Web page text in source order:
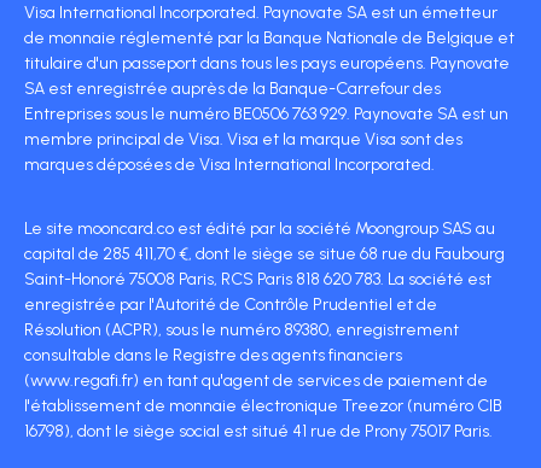
Visa International Incorporated. Paynovate SA est un émetteur
de monnaie réglementé par la Banque Nationale de Belgique et
titulaire d'un passeport dans tous les pays européens. Paynovate
SA est enregistrée auprès de la Banque-Carrefour des
Entreprises sous le numéro BE0506 763 929. Paynovate SA est un
membre principal de Visa. Visa et la marque Visa sont des
marques déposées de Visa International Incorporated.
Le site mooncard.co est édité par la société Moongroup SAS au
capital de 285 411,70 €, dont le siège se situe 68 rue du Faubourg
Saint-Honoré 75008 Paris, RCS Paris 818 620 783. La société est
enregistrée par l'Autorité de Contrôle Prudentiel et de
Résolution (ACPR), sous le numéro 89380, enregistrement
consultable dans le Registre des agents financiers
(www.regafi.fr) en tant qu'agent de services de paiement de
l'établissement de monnaie électronique Treezor (numéro CIB
16798), dont le siège social est situé 41 rue de Prony 75017 Paris.